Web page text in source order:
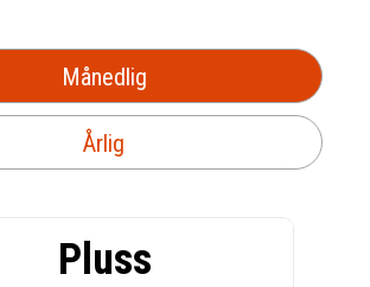
Månedlig
Årlig
Pluss